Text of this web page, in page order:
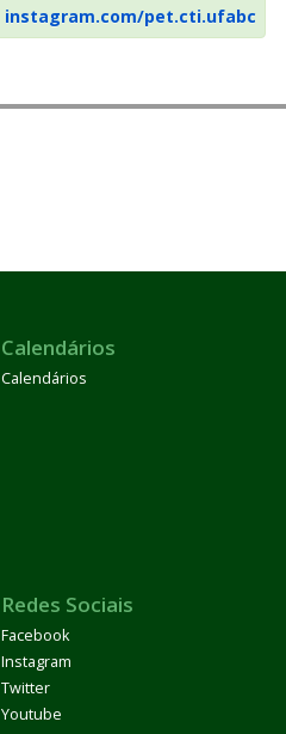
instagram.com/pet.cti.ufabc
Calendários
Calendários
Redes Sociais
Facebook
Instagram
Twitter
Youtube